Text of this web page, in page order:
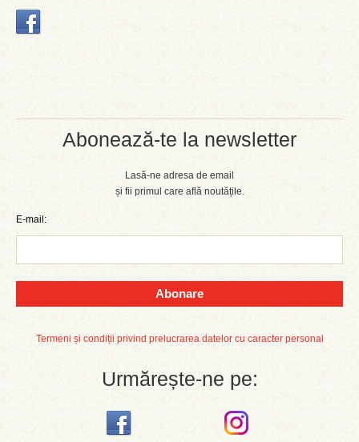
Abonează-te la newsletter
Lasă-ne adresa de email
și fii primul care află noutățile.
E-mail:
Abonare
Termeni și condiții privind prelucrarea datelor cu caracter personal
Urmărește-ne pe: